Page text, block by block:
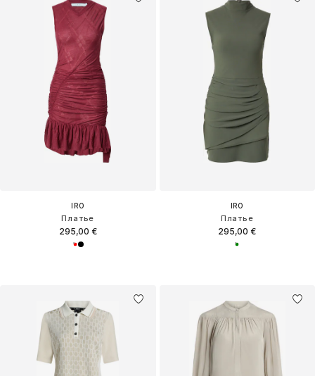
IRO
Платье
295,00 €
IRO
Платье
295,00 €